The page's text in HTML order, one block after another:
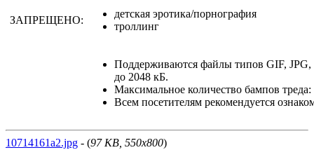
ЗАПРЕЩЕНО:
детская эротика/порнография
троллинг
Поддерживаются файлы типов GIF, JPG,
до 2048 кБ.
Максимальное количество бампов треда:
Всем посетителям рекомендуется
10714161a2.jpg - (97 KB, 550x800)